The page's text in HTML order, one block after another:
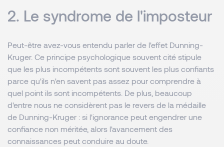
2. Le syndrome de l'imposteur
Peut-être avez-vous entendu parler de l'effet Dunning-
Kruger. Ce principe psychologique souvent cité stipule
que les plus incompétents sont souvent les plus confiants
parce qu'ils n'en savent pas assez pour comprendre à
quel point ils sont incompétents. De plus, beaucoup
d'entre nous ne considèrent pas le revers de la médaille
de Dunning-Kruger : si l'ignorance peut engendrer une
confiance non méritée, alors l'avancement des
connaissances peut conduire au doute.